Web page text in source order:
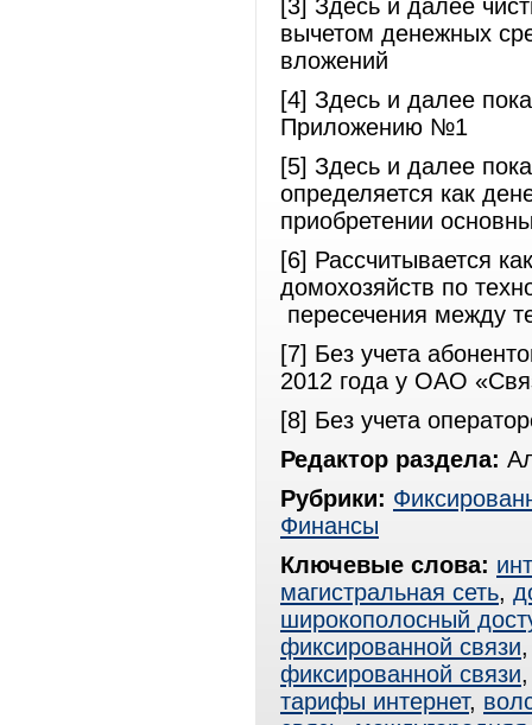
[3] Здесь и далее
вычетом денежных
вложений
[4] Здесь и далее
Приложению №1
[5] Здесь и далее
определяется как
приобретении
[6] Рассчитывается
домохозяйств по
пересечения между
[7] Без учета
2012 года у ОАО
[8] Без учета
Редактор раздела:
Рубрики:
Финансы
Ключевые слова:
магистральная сеть,
широкополосный
фиксированной связи
фиксированной связи
тарифы интернет,